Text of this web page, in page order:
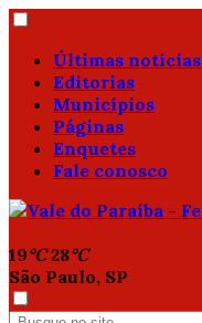
Últimas notícias
Editorias
Municípios
Páginas
Enquetes
Fale conosco
19°C 28°C
São Paulo, SP